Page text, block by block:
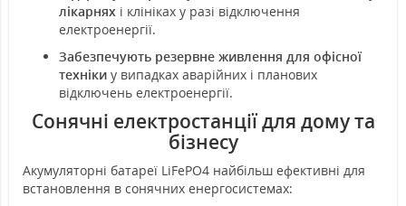
лікарнях і клініках у разі відключення
електроенергії.
Забезпечують резервне живлення для офісної
техніки у випадках аварійних і планових
відключень електроенергії.
Сонячні електростанції для дому та
бізнесу
Акумуляторні батареї LiFePO4 найбільш ефективні для
встановлення в сонячних енергосистемах: